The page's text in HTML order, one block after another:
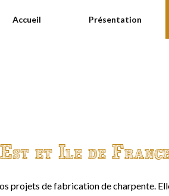
Accueil Présentation
et Ile de
projets de fabrication de charpente.